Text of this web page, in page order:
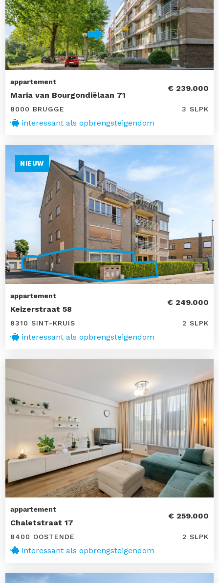
appartement
Maria van Bourgondiëlaan 71
€ 239.000
8000 BRUGGE 3 SLPK
interessant als opbrengsteigendom
NIEUW
appartement
Keizerstraat 58
€ 249.000
8310 SINT-KRUIS 2 SLPK
interessant als opbrengsteigendom
appartement
Chaletstraat 17
€ 259.000
8400 OOSTENDE 2 SLPK
interessant als opbrengsteigendom